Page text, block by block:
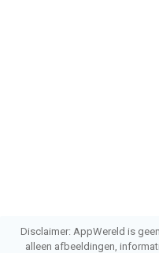
Disclaimer: AppWereld is
alleen afbeeldingen,